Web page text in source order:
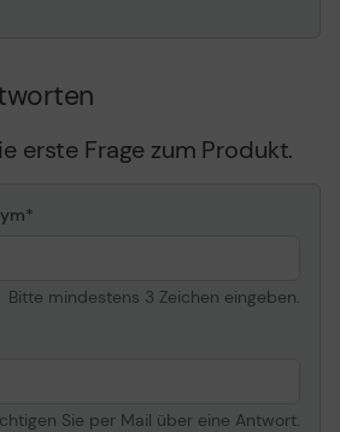
erste Frage zum Produkt.
Bitte mindestens 3 Zeichen eingeben.
Sie per Mail über eine Antwort.